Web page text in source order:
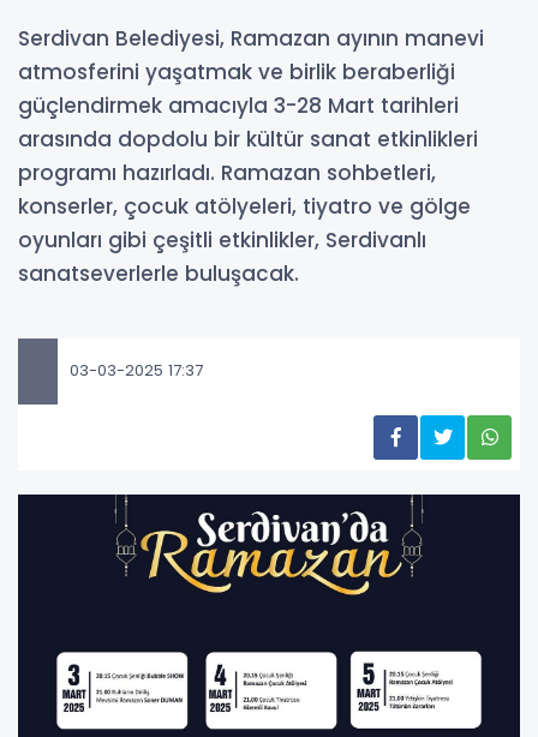
Serdivan Belediyesi, Ramazan ayının manevi
atmosferini yaşatmak ve birlik beraberliği
güçlendirmek amacıyla 3-28 Mart tarihleri
arasında dopdolu bir kültür sanat etkinlikleri
programı hazırladı. Ramazan sohbetleri,
konserler, çocuk atölyeleri, tiyatro ve gölge
oyunları gibi çeşitli etkinlikler, Serdivanlı
sanatseverlerle buluşacak.
03-03-2025 17:37